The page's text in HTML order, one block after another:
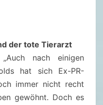
der tote Tierarzt
nach einigen
hat sich Ex-PR-
immer nicht recht
gewöhnt. Doch es